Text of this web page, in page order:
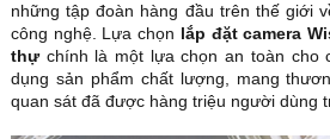
những tập đoàn hàng đầu trên thế giới
công nghệ. Lựa chọn lắp đặt camera
thựchính là một lựa chọn an toàn cho
dụng sản phẩm chất lượng, mang
quan sát đã được hàng triệu người dùng